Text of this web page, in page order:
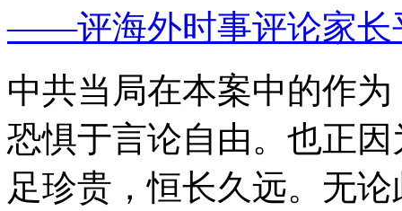
——评海外时事评论家长
中共当局在本案中的作
恐惧于言论自由。也正
足珍贵，恒长久远。无